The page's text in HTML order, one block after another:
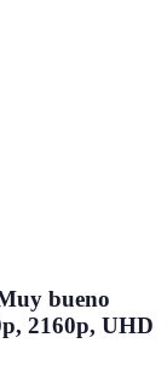
bueno
2160p, UHD